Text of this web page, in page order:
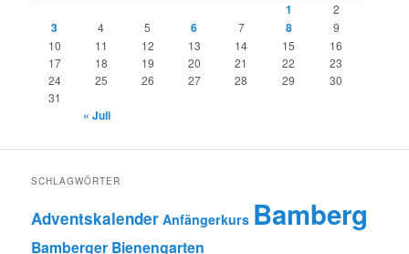
1
2
3 4 5 6 7 8
9
10
11 12 13 14 15
16
17
18 19 20 21 22
23
24
25 26 27 28 29
30
31
« Juli
SCHLAGWÖRTER
Adventskalender Anfängerkurs Bamberg
Bamberger Bienengarten